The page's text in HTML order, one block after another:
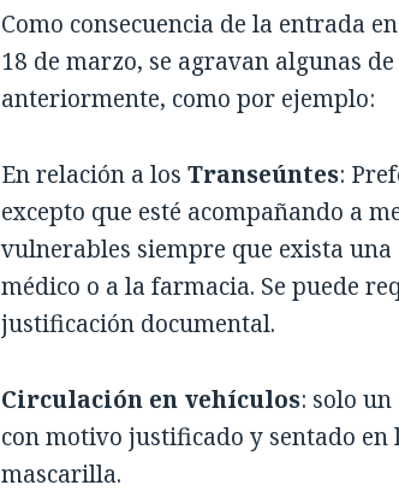
Como consecuencia de la entrada
18 de marzo, se agravan algunas
anteriormente, como por ejemplo:
En relación a losTranseúntes:
excepto que esté acompañando a
vulnerables siempre que exista
médico o a la farmacia. Se puede
justificación documental.
Circulación en vehículos: solo
con motivo justificado y sentado en
mascarilla.